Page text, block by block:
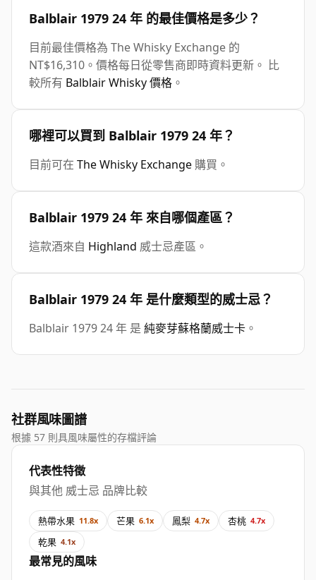
Balblair 1979 24 年 的最佳價格是多少？
目前最佳價格為 The Whisky Exchange 的
NT$16,310。價格每日從零售商即時資料更新。 比
較所有 Balblair Whisky 價格 。
哪裡可以買到 Balblair 1979 24 年？
目前可在 The Whisky Exchange 購買。
Balblair 1979 24 年 來自哪個產區？
這款酒來自 Highland 威士忌產區。
Balblair 1979 24 年 是什麼類型的威士忌？
Balblair 1979 24 年 是 純麥芽蘇格蘭威士卡 。
社群風味圖譜
根據 57 則具風味屬性的存檔評論
代表性特徵
與其他 威士忌 品牌比較
熱帶水果 11.8x 芒果 6.1x 鳳梨 4.7x 杏桃 4.7x
乾果 4.1x
最常見的風味